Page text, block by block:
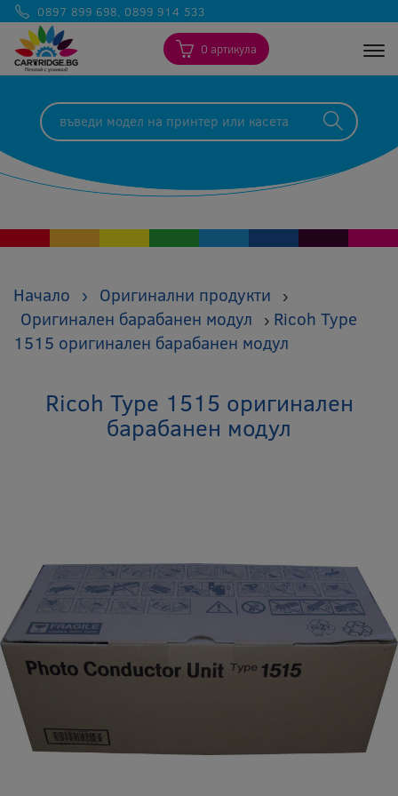
0897 899 698, 0899 914 533
0 артикула
Начало › Оригинални продукти ›
Оригинален барабанен модул › Ricoh Type
1515 оригинален барабанен модул
Ricoh Type 1515 оригинален
барабанен модул